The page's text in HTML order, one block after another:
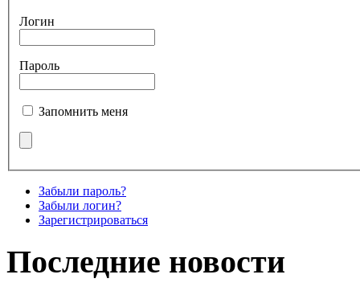
Логин
Пароль
Запомнить меня
Забыли пароль?
Забыли логин?
Зарегистрироваться
Последние новости